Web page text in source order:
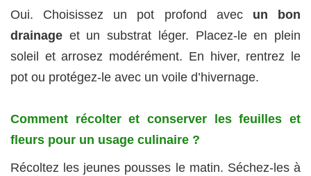
Oui. Choisissez un pot profond avec un bon
drainage et un substrat léger. Placez-le en plein
soleil et arrosez modérément. En hiver, rentrez le
pot ou protégez-le avec un voile d’hivernage.
Comment récolter et conserver les feuilles et
fleurs pour un usage culinaire ?
Récoltez les jeunes pousses le matin. Séchez-les à